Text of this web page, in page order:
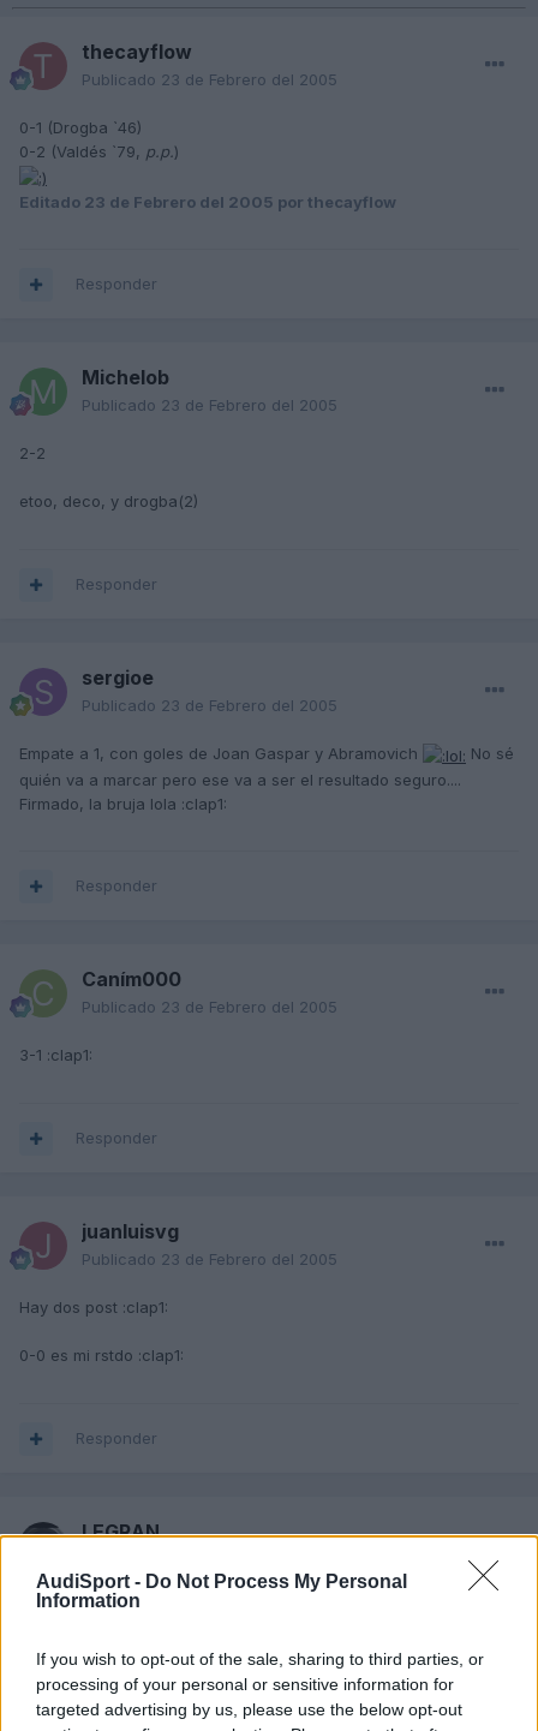
AudiSport - Do Not Process My Personal
Information
If you wish to opt-out of the sale, sharing to third parties, or
processing of your personal or sensitive information for
targeted advertising by us, please use the below opt-out
thecayflow
Publicado 23 de Febrero del 2005
0-1 (Drogba `46)
0-2 (Valdés `79, p.p.)
Editado 23 de Febrero del 2005 por thecayflow
Responder
Michelob
Publicado 23 de Febrero del 2005
2-2
etoo, deco, y drogba(2)
Responder
sergioe
Publicado 23 de Febrero del 2005
Empate a 1, con goles de Joan Gaspar y Abramovich
No sé
quién va a marcar pero ese va a ser el resultado seguro....
Firmado, la bruja lola :clap1:
Responder
Caním000
Publicado 23 de Febrero del 2005
3-1 :clap1:
Responder
juanluisvg
Publicado 23 de Febrero del 2005
Hay dos post :clap1:
0-0 es mi rstdo :clap1:
Responder
LEGRAN
1-0 y por los pelos
Responder